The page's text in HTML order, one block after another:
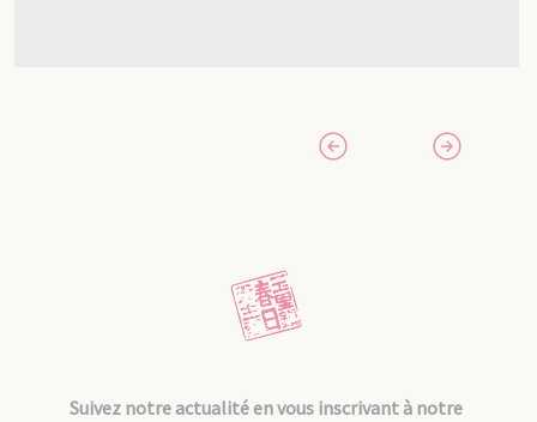
Suivez notre actualité en vous inscrivant à notre